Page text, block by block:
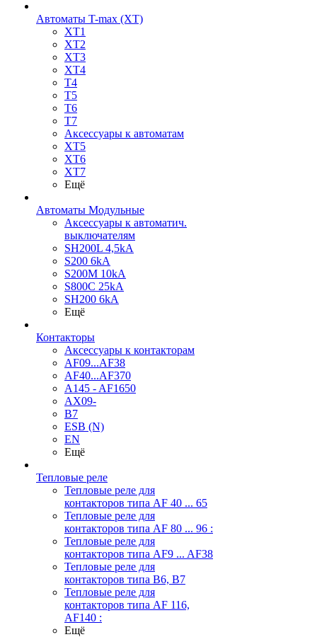
Автоматы T-max (XT)
XT1
XT2
XT3
XT4
T4
T5
T6
T7
Аксессуары к автоматам
XT5
XT6
XT7
Ещё
Автоматы Модульные
Аксессуары к автоматич.
выключателям
SH200L 4,5kA
S200 6kA
S200M 10kA
S800C 25kA
SH200 6kA
Ещё
Контакторы
Аксессуары к контакторам
AF09...AF38
AF40...AF370
A145 - AF1650
AX09-
B7
ESB (N)
EN
Ещё
Тепловые реле
Тепловые реле для
контакторов типа AF 40 ... 65
Тепловые реле для
контакторов типа AF 80 ... 96 :
Тепловые реле для
контакторов типа AF9 ... AF38
Тепловые реле для
контакторов типа В6, В7
Тепловые реле для
контакторов типа AF 116,
AF140 :
Ещё